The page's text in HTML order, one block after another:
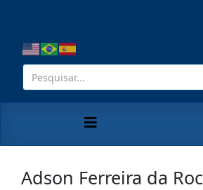
Adson Ferreira da